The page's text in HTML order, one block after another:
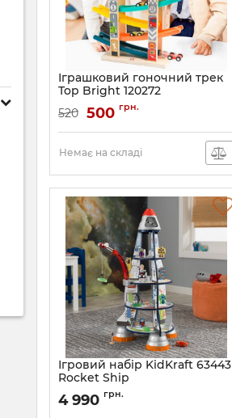
Іграшковий гоночний трек
Top Bright 120272
Швидкісний спуск
520 500 грн.
Немає на складі
Ігровий набір KidKraft 63443
Rocket Ship
4 990 грн.